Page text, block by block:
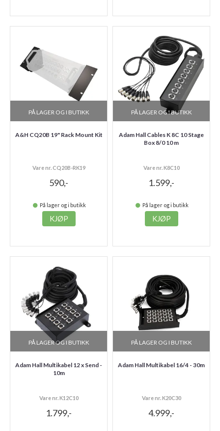
PÅ LAGER OG I BUTIKK
A&H CQ20B 19" Rack Mount Kit
Vare nr. CQ20B-RK19
590,-
På lager og i butikk
KJØP
PÅ LAGER OG I BUTIKK
Adam Hall Cables K 8C 10 Stage
Box 8/0 10 m
Vare nr. K8C10
1.599,-
På lager og i butikk
KJØP
PÅ LAGER OG I BUTIKK
Adam Hall Multikabel 12 x Send -
10m
Vare nr. K12C10
1.799,-
PÅ LAGER OG I BUTIKK
Adam Hall Multikabel 16/4 - 30m
Vare nr. K20C30
4.999,-